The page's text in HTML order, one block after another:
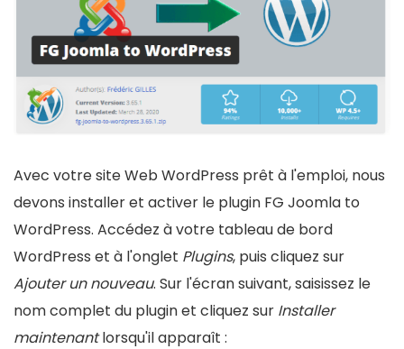
Avec votre site Web WordPress prêt à l'emploi, nous
devons installer et activer le plugin FG Joomla to
WordPress. Accédez à votre tableau de bord
WordPress et à l'onglet Plugins, puis cliquez sur
Ajouter un nouveau. Sur l'écran suivant, saisissez le
nom complet du plugin et cliquez sur Installer
maintenantlorsqu'il apparaît :